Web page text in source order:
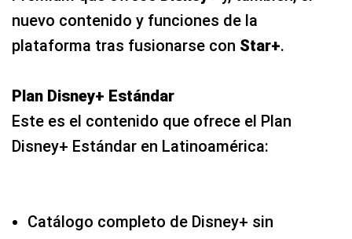
Este es el contenido que ofrece el Plan
Disney+ Estándar en Latinoamérica:
Catálogo completo de Disney+ sin
anuncios